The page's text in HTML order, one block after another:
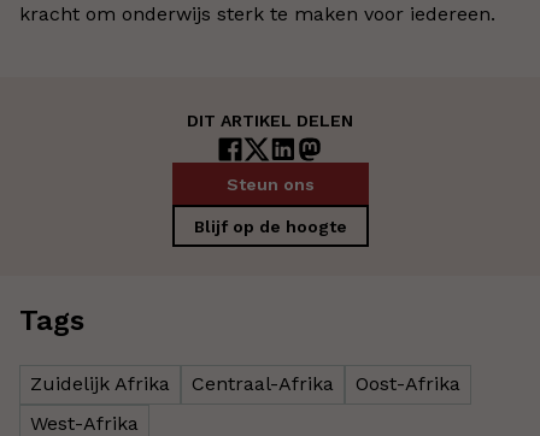
kracht om onderwijs sterk te maken voor iedereen.
DIT ARTIKEL DELEN
Steun ons
Blijf op de hoogte
Tags
Zuidelijk Afrika Centraal-Afrika
Oost-Afrika
West-Afrika